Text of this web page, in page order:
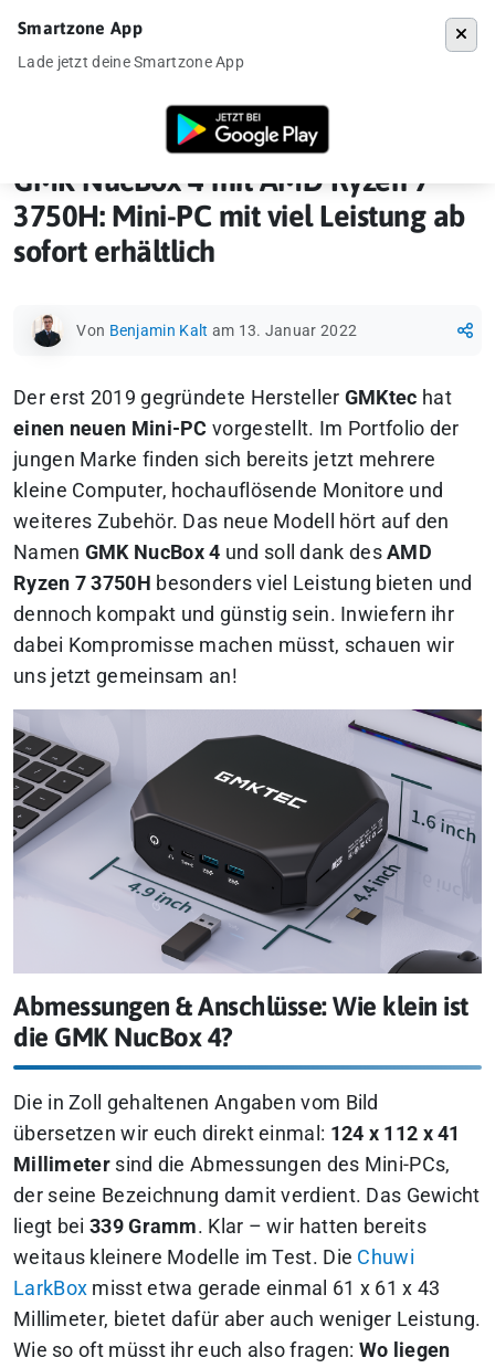
»Mini-PC»GMK NucBox 4 mit AMD Ryzen 7
GMK NucBox 4 mit AMD Ryzen 7
3750H: Mini-PC mit viel Leistung ab
sofort erhältlich
Von Benjamin Kalt am 13. Januar 2022
Der erst 2019 gegründete Hersteller GMKtec hat
einen neuen Mini-PC vorgestellt. Im Portfolio der
jungen Marke finden sich bereits jetzt mehrere
kleine Computer, hochauflösende Monitore und
weiteres Zubehör. Das neue Modell hört auf den
Namen GMK NucBox 4 und soll dank desAMD
Ryzen 7 3750H besonders viel Leistung bieten und
dennoch kompakt und günstig sein. Inwiefern ihr
dabei Kompromisse machen müsst, schauen wir
uns jetzt gemeinsam an!
Abmessungen & Anschlüsse: Wie klein ist
die GMK NucBox 4?
Die in Zoll gehaltenen Angaben vom Bild
übersetzen wir euch direkt einmal: 124 x 112 x 41
Millimeter sind die Abmessungen des Mini-PCs,
der seine Bezeichnung damit verdient. Das Gewicht
liegt bei 339 Gramm. Klar – wir hatten bereits
weitaus kleinere Modelle im Test. Die Chuwi
LarkBox misst etwa gerade einmal 61 x 61 x 43
Millimeter, bietet dafür aber auch weniger Leistung.
Wie so oft müsst ihr euch also fragen: Wo liegen
Smartzone App
Lade jetzt deine Smartzone App